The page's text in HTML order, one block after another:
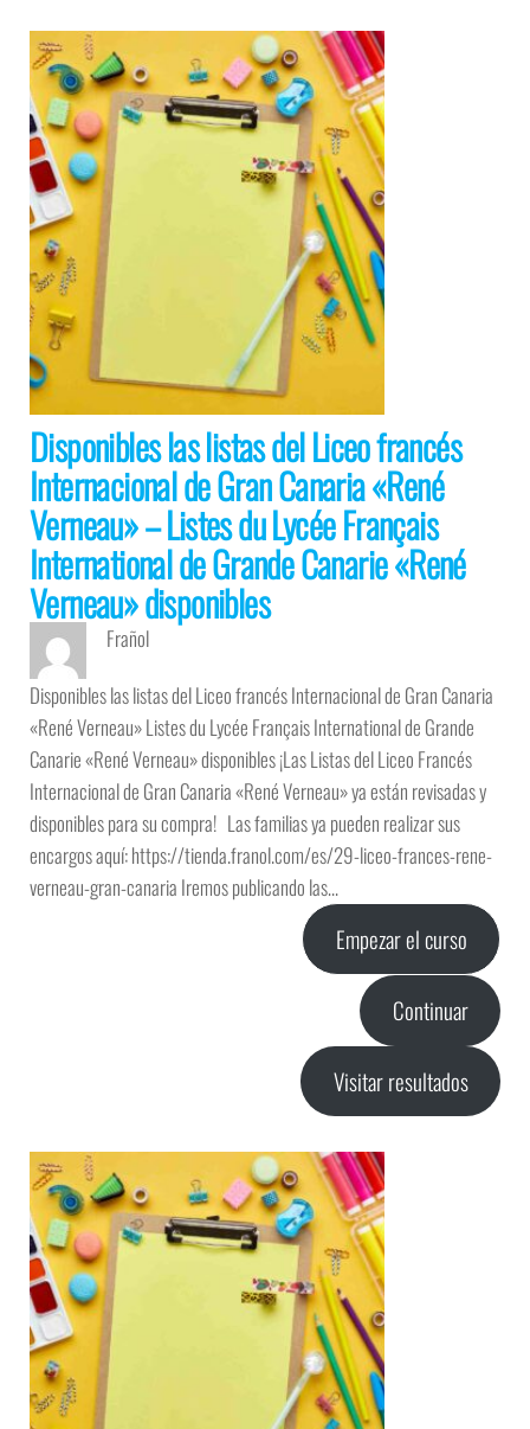
Disponibles las listas del Liceo francés
Internacional de Gran Canaria «René
Verneau» – Listes du Lycée Français
International de Grande Canarie «René
Verneau» disponibles
Frañol
Disponibles las listas del Liceo francés Internacional de Gran Canaria
«René Verneau» Listes du Lycée Français International de Grande
Canarie «René Verneau» disponibles ¡Las Listas del Liceo Francés
Internacional de Gran Canaria «René Verneau» ya están revisadas y
disponibles para su compra! Las familias ya pueden realizar sus
encargos aquí: https://tienda.franol.com/es/29-liceo-frances-rene-
verneau-gran-canaria Iremos publicando las…
Empezar el curso
Continuar
Visitar resultados